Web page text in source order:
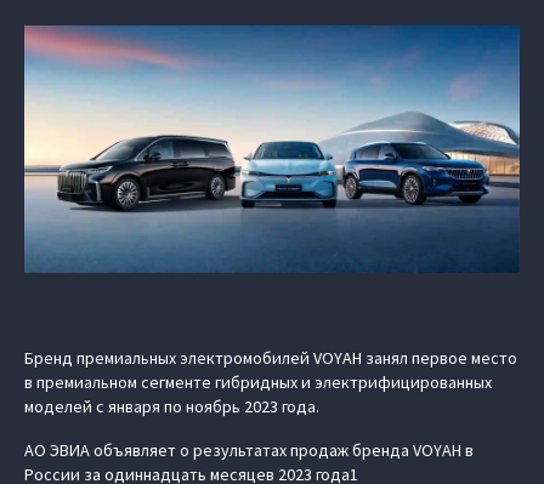
Бренд премиальных электромобилей VOYAH занял первое место
в премиальном сегменте гибридных и электрифицированных
моделей с января по ноябрь 2023 года.
АО ЭВИА объявляет о результатах продаж бренда VOYAH в
России за одиннадцать месяцев 2023 года1